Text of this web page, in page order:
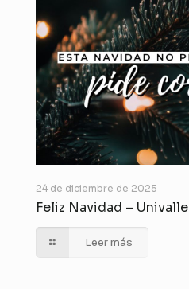
24 de diciembre de 2025
Feliz Navidad – Univalle
Leer más